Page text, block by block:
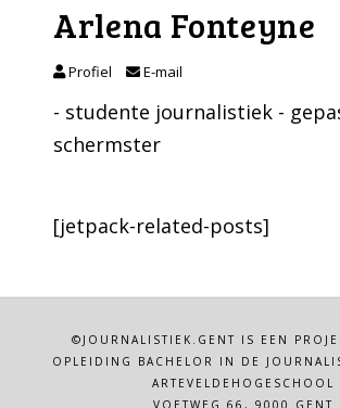
Arlena Fonteyne
Profiel E-mail
- studente journalistiek -
schermster
[jetpack-related-posts]
©JOURNALISTIEK.GENT IS EEN
OPLEIDING BACHELOR IN DE
ARTEVELDEHOGESCHOOL
VOETWEG 66, 9000 GENT